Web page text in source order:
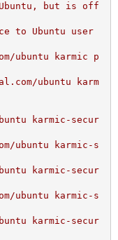
but is off
to Ubuntu user
ubuntu karmic p
ubuntu karm
karmic-secur
ubuntu karmic-s
karmic-secur
ubuntu karmic-s
karmic-secur